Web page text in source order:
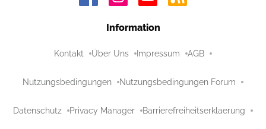
Information
Kontakt Über Uns Impressum AGB
Nutzungsbedingungen Nutzungsbedingungen Forum
Datenschutz Privacy Manager Barrierefreiheitserklaerung